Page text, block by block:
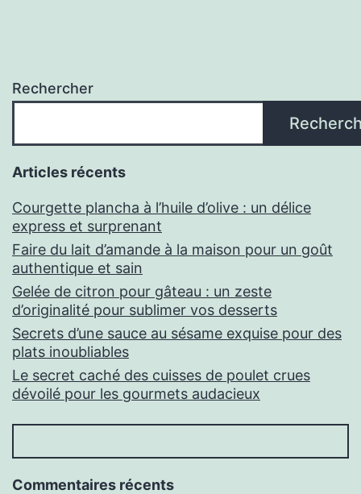
Rechercher
Articles récents
Courgette plancha à l’huile d’olive : un délice
express et surprenant
Faire du lait d’amande à la maison pour un goût
authentique et sain
Gelée de citron pour gâteau : un zeste
d’originalité pour sublimer vos desserts
Secrets d’une sauce au sésame exquise pour des
plats inoubliables
Le secret caché des cuisses de poulet crues
dévoilé pour les gourmets audacieux
Commentaires récents